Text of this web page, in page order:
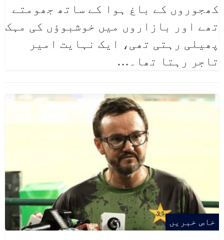
کھجوروں کے باغ ہوا کے ساتھ جھومتے
تھے اور بازاروں میں خوشبوؤں کی مہک
پھیلی رہتی تھی، ایک نہایت امیر
تاجر رہتا تھا۔…
خاص خبریں